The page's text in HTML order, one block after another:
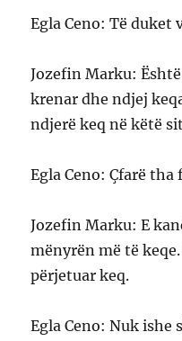
Egla Ceno: Të duket
Jozefin Marku:
krenar dhe ndjej
ndjerë keq në këtë
Egla Ceno: Çfarë tha
Jozefin Marku: E
mënyrën më të keqe.
përjetuar keq.
Egla Ceno: Nuk ishe